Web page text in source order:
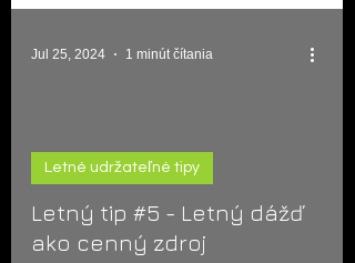
video
Letný tip #5 - Letný dážď
ako cenný zdroj
Letné udržateľné tipy
Jul 25, 2024 1 minút čítania